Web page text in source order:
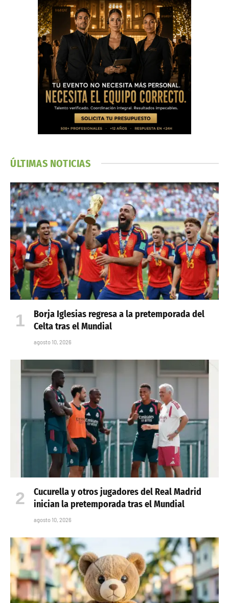
ÚLTIMAS NOTICIAS
Borja Iglesias regresa a la pretemporada del
Celta tras el Mundial
agosto 10, 2026
Cucurella y otros jugadores del Real Madrid
inician la pretemporada tras el Mundial
agosto 10, 2026